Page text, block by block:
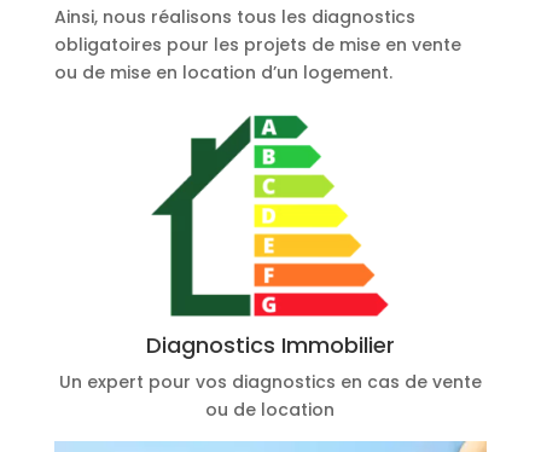
Ainsi, nous réalisons tous les diagnostics
obligatoires pour les projets de mise en vente
ou de mise en location d’un logement.
Diagnostics Immobilier
Un expert pour vos diagnostics en cas de vente
ou de location